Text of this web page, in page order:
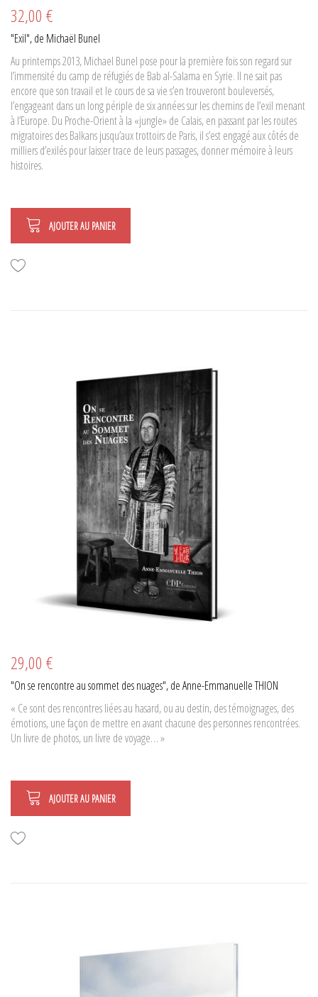
32,00 €
"Exil", de Michaël Bunel
Au printemps 2013, Michael Bunel pose pour la première fois son regard sur
l’immensité du camp de réfugiés de Bab al-Salama en Syrie. Il ne sait pas
encore que son travail et le cours de sa vie s’en trouveront bouleversés,
l’engageant dans un long périple de six années sur les chemins de l’exil menant
à l’Europe. Du Proche-Orient à la «jungle» de Calais, en passant par les routes
migratoires des Balkans jusqu’aux trottoirs de Paris, il s’est engagé aux côtés de
milliers d’exilés pour laisser trace de leurs passages, donner mémoire à leurs
histoires.
AJOUTER AU PANIER
29,00 €
"On se rencontre au sommet des nuages", de Anne-Emmanuelle THION
« Ce sont des rencontres liées au hasard, ou au destin, des témoignages, des
émotions, une façon de mettre en avant chacune des personnes rencontrées.
Un livre de photos, un livre de voyage… »
AJOUTER AU PANIER